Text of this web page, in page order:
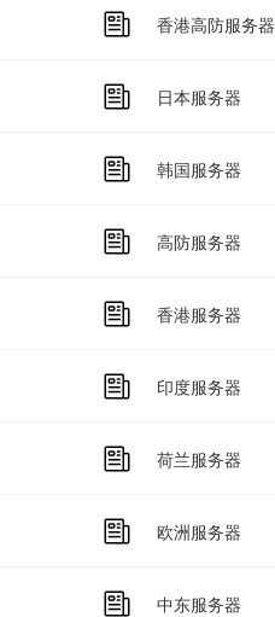
香港高防服务器
日本服务器
韩国服务器
高防服务器
香港服务器
印度服务器
荷兰服务器
欧洲服务器
中东服务器